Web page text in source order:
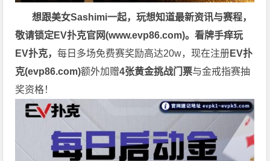
想跟美女Sashimi一起，玩想知道最新资讯与赛程，
敬请锁定EV扑克官网(www.evp86.com)。看牌手痒玩
EV扑克，每日多场免费赛奖励高达20w，现在注册EV扑
克(evp86.com)额外加赠4张黄金挑战门票与金戒指赛抽
奖资格！